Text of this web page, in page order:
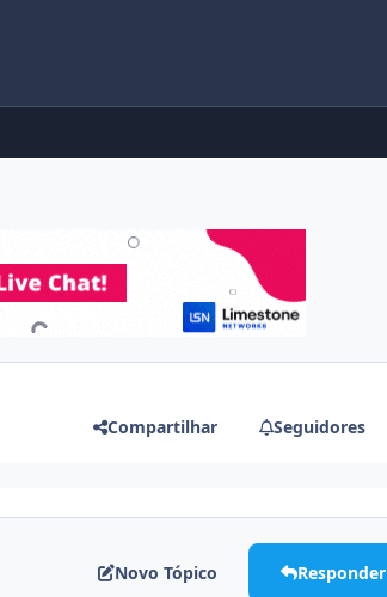
Compartilhar Seguidores
Novo Tópico Responder